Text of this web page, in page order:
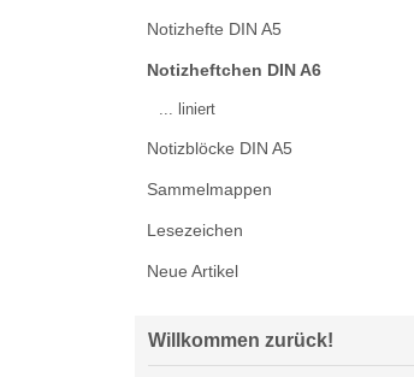
Notizhefte DIN A5
Notizheftchen DIN A6
... liniert
Notizblöcke DIN A5
Sammelmappen
Lesezeichen
Neue Artikel
Willkommen zurück!